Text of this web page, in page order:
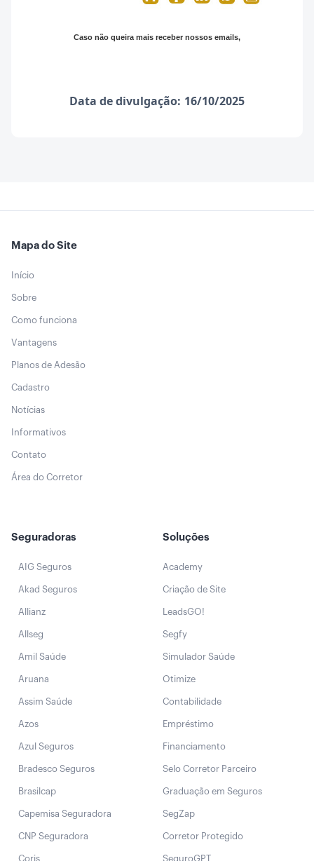
Caso não queira mais receber nossos emails,
Data de divulgação: 16/10/2025
Mapa do Site
Início
Sobre
Como funciona
Vantagens
Planos de Adesão
Cadastro
Notícias
Informativos
Contato
Área do Corretor
Seguradoras
AIG Seguros
Akad Seguros
Allianz
Allseg
Amil Saúde
Aruana
Assim Saúde
Azos
Azul Seguros
Bradesco Seguros
Brasilcap
Capemisa Seguradora
CNP Seguradora
Coris
Soluções
Academy
Criação de Site
LeadsGO!
Segfy
Simulador Saúde
Otimize
Contabilidade
Empréstimo
Financiamento
Selo Corretor Parceiro
Graduação em Seguros
SegZap
Corretor Protegido
SeguroGPT